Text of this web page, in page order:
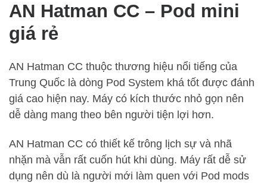
AN Hatman CC – Pod mini
giá rẻ
AN Hatman CC thuộc thương hiệu nổi tiếng của
Trung Quốc là dòng Pod System khá tốt được đánh
giá cao hiện nay. Máy có kích thước nhỏ gọn nên
dễ dàng mang theo bên người tiện lợi hơn.
AN Hatman CC có thiết kế trông lịch sự và nhã
nhặn mà vẫn rất cuốn hút khi dùng. Máy rất dễ sử
dụng nên dù là người mới làm quen với Pod mods